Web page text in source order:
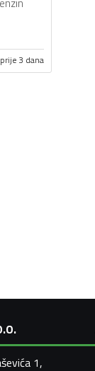
prije 3 dana
1,